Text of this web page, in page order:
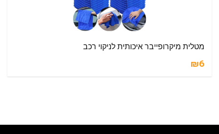
מטלית מיקרופייבר איכותית לניקוי רכב
₪6